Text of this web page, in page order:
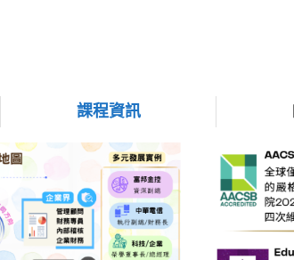
課程資訊